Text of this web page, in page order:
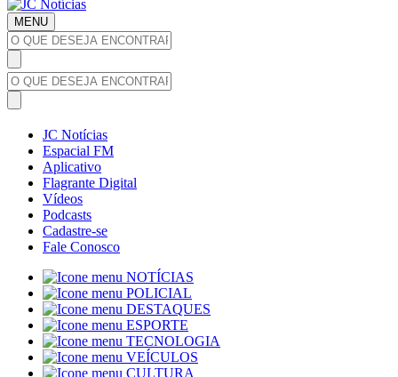
MENU
JC Notícias
Espacial FM
Aplicativo
Flagrante Digital
Vídeos
Podcasts
Cadastre-se
Fale Conosco
NOTÍCIAS
POLICIAL
DESTAQUES
ESPORTE
TECNOLOGIA
VEÍCULOS
CULTURA